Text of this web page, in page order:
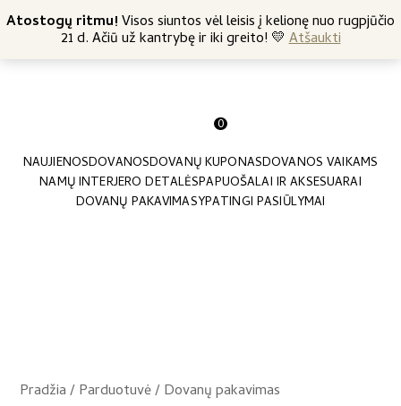
Atostogų ritmu!Visos siuntos vėl leisis į kelionę nuo rugpjūčio
21 d. Ačiū už kantrybę ir iki greito! 💛Atšaukti
Nemokamas siuntimas nuo 45 Eur +370 682 57369
0
NAUJIENOSDOVANOSDOVANŲ KUPONASDOVANOS VAIKAMS
NAMŲ INTERJERO DETALĖSPAPUOŠALAI IR AKSESUARAI
DOVANŲ PAKAVIMASYPATINGI PASIŪLYMAI
Pradžia/Parduotuvė/Dovanų pakavimas
/